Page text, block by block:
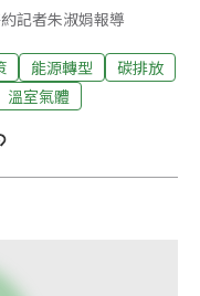
記者朱淑娟報導
能源轉型
碳排放
溫室氣體